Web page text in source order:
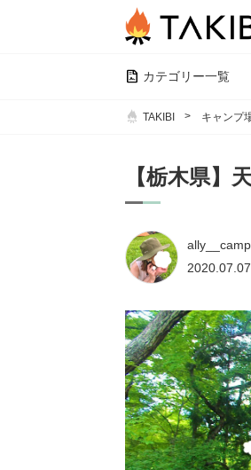
カテゴリー一覧
TAKIBI キャンプ
【栃木県】
ally__camp
2020.07.07